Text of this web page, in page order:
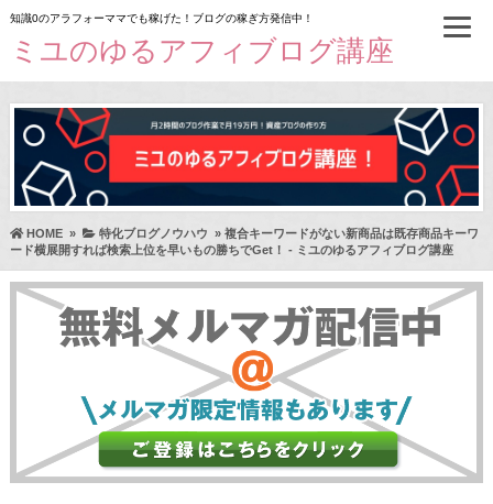
知識0のアラフォーママでも稼げた！ブログの稼ぎ方発信中！
ミユのゆるアフィブログ講座
HOME» 特化ブログノウハウ » 複合キーワードがない新商品は既存商品キーワ
ード横展開すれば検索上位を早いもの勝ちでGet！ - ミユのゆるアフィブログ講座